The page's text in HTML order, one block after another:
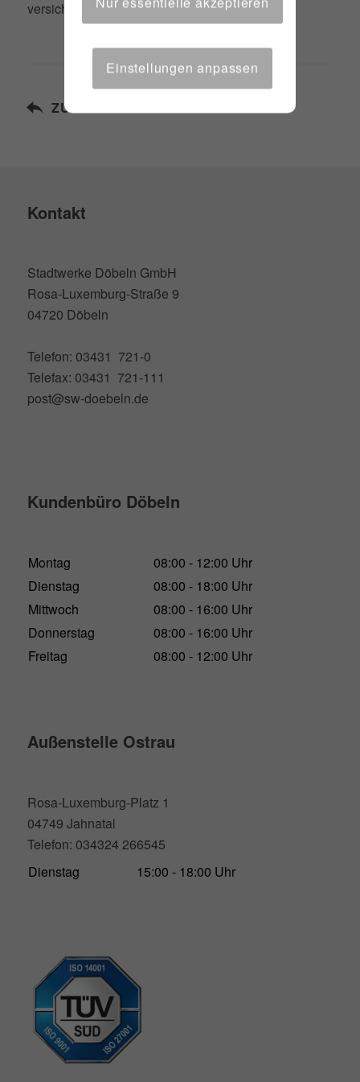
versichern können.
ZURÜCK ZUR ÜBERSICHT
Kontakt
Stadtwerke Döbeln GmbH
Rosa-Luxemburg-Straße 9
04720 Döbeln
Telefon: 03431 721-0
Telefax: 03431 721-111
post@sw-doebeln.de
Kundenbüro Döbeln
Montag
08:00 - 12:00 Uhr
Dienstag
08:00 - 18:00 Uhr
Mittwoch
08:00 - 16:00 Uhr
Donnerstag
08:00 - 16:00 Uhr
Freitag
08:00 - 12:00 Uhr
Außenstelle Ostrau
Rosa-Luxemburg-Platz 1
04749 Jahnatal
Telefon: 034324 266545
Dienstag
15:00 - 18:00 Uhr
Einstellungen anpassen